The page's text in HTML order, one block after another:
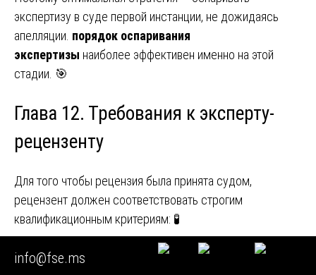
экспертизу в суде первой инстанции, не дожидаясь
апелляции. порядок оспаривания
экспертизы наиболее эффективен именно на этой
стадии. 🎯
Глава 12. Требования к эксперту-
рецензенту
Для того чтобы рецензия была принята судом,
рецензент должен соответствовать строгим
квалификационным критериям: 🧪
Высшее профильное образование (соответствующее
виду экспертизы: строительное, экономическое,
info@fse.ms